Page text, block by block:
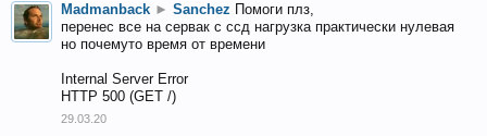
Madmanback ► Sanchez Помоги плз,
перенес все на сервак с ссд нагрузка практически нулевая
но почемуто время от времени
Internal Server Error
HTTP 500 (GET /)
29.03.20